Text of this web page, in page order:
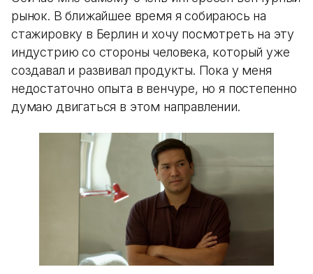
рынок. В ближайшее время я собираюсь на
стажировку в Берлин и хочу посмотреть на эту
индустрию со стороны человека, который уже
создавал и развивал продукты. Пока у меня
недостаточно опыта в венчуре, но я постепенно
думаю двигаться в этом направлении.